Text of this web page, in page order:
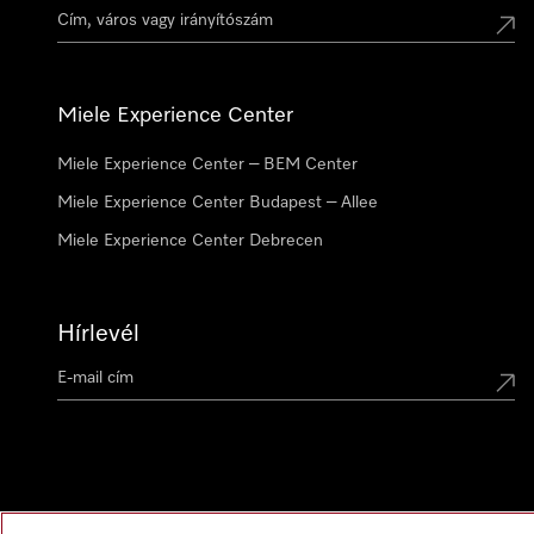
Miele Experience Center
Miele Experience Center – BEM Center
Miele Experience Center Budapest – Allee
Miele Experience Center Debrecen
Hírlevél